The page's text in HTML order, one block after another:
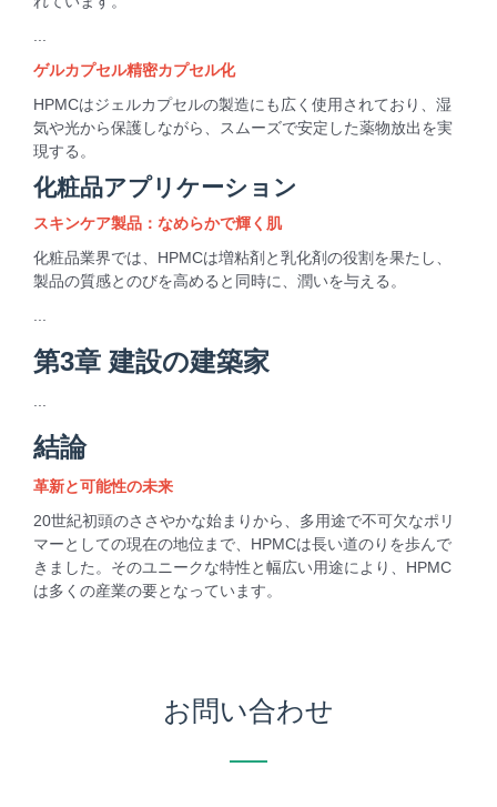
ゲルカプセル精密カプセル化
HPMCはジェルカプセルの製造にも広く使用されており、湿
気や光から保護しながら、スムーズで安定した薬物放出を実
現する。
化粧品アプリケーション
スキンケア製品：なめらかで輝く肌
化粧品業界では、HPMCは増粘剤と乳化剤の役割を果たし、
製品の質感とのびを高めると同時に、潤いを与える。
第3章 建設の建築家
結論
革新と可能性の未来
20世紀初頭のささやかな始まりから、多用途で不可欠なポリ
マーとしての現在の地位まで、HPMCは長い道のりを歩んで
きました。そのユニークな特性と幅広い用途により、HPMC
は多くの産業の要となっています。
お問い合わせ